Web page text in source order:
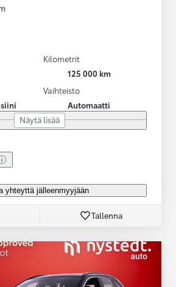
Kilometrit
125 000 km
Vaihteisto
Automaatti
Näytä lisää
yhteyttä jälleenmyyjään
Tallenna